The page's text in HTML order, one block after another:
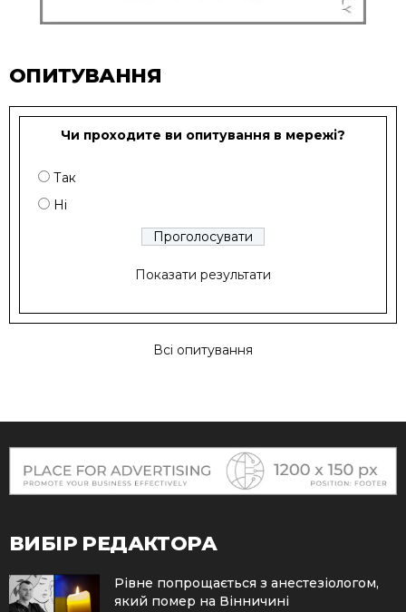
ОПИТУВАННЯ
Чи проходите ви опитування в мережі?
Так
Ні
Показати результати
Всі опитування
ВИБІР РЕДАКТОРА
Рівне попрощається з анестезіологом,
який помер на Вінничині